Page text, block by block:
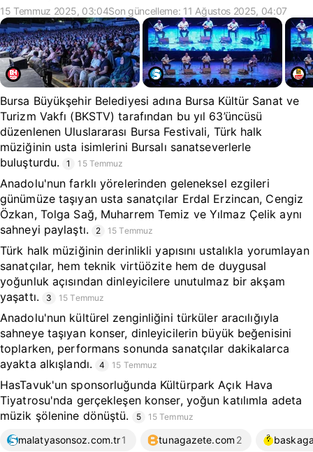
15 Temmuz 2025, 03:04Son güncelleme: 11 Ağustos 2025, 04:07
Bursa Büyükşehir Belediyesi adına Bursa Kültür Sanat ve
Turizm Vakfı (BKSTV) tarafından bu yıl 63’üncüsü
düzenlenen Uluslararası Bursa Festivali, Türk halk
müziğinin usta isimlerini Bursalı sanatseverlerle
buluşturdu.
1 15 Temmuz
Anadolu'nun farklı yörelerinden geleneksel ezgileri
günümüze taşıyan usta sanatçılar Erdal Erzincan, Cengiz
Özkan, Tolga Sağ, Muharrem Temiz ve Yılmaz Çelik aynı
sahneyi paylaştı.
2 15 Temmuz
Türk halk müziğinin derinlikli yapısını ustalıkla yorumlayan
sanatçılar, hem teknik virtüözite hem de duygusal
yoğunluk açısından dinleyicilere unutulmaz bir akşam
yaşattı.
3 15 Temmuz
Anadolu'nun kültürel zenginliğini türküler aracılığıyla
sahneye taşıyan konser, dinleyicilerin büyük beğenisini
toplarken, performans sonunda sanatçılar dakikalarca
ayakta alkışlandı.
4 15 Temmuz
HasTavuk'un sponsorluğunda Kültürpark Açık Hava
Tiyatrosu'nda gerçekleşen konser, yoğun katılımla adeta
müzik şölenine dönüştü.
5 15 Temmuz
malatyasonsoz.com.tr1 tunagazete.com 2